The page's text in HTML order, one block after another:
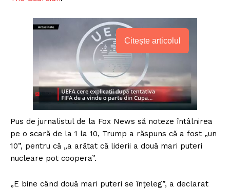
Citește articolul
Pus de jurnalistul de la Fox News să noteze întâlnirea
pe o scară de la 1 la 10, Trump a răspuns că a fost „un
10”, pentru că „a arătat că liderii a două mari puteri
nucleare pot coopera”.
„E bine când două mari puteri se înțeleg”, a declarat